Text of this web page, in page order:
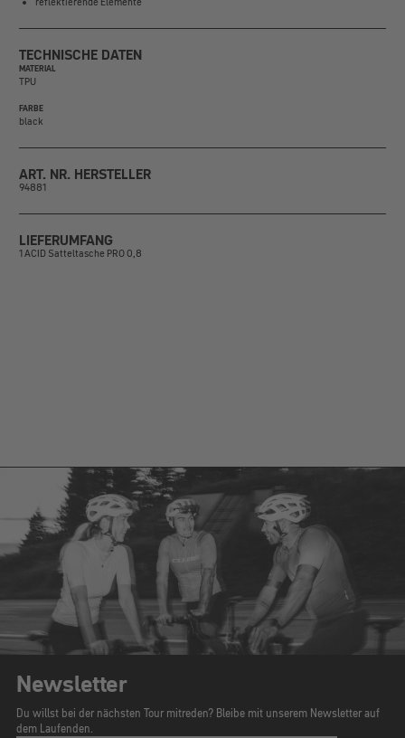
TECHNISCHE DATEN
MATERIAL
TPU
FARBE
black
ART. NR. HERSTELLER
94881
LIEFERUMFANG
1 ACID Satteltasche PRO 0,8
Newsletter
Du willst bei der nächsten Tour mitreden? Bleibe mit unserem Newsletter auf
dem Laufenden.